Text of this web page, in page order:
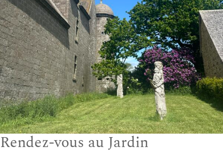
Rendez-vous au Jardin